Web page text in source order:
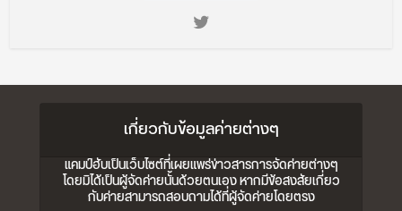
เกี่ยวกับข้อมูลค่ายต่างๆ
แคมป์ฮับเป็นเว็บไซต์ที่เผยแพร่ข่าวสารการจัดค่ายต่างๆ
โดยมิได้เป็นผู้จัดค่ายนั้นด้วยตนเอง หากมีข้อสงสัยเกี่ยว
กับค่ายสามารถสอบถามได้ที่ผู้จัดค่ายโดยตรง